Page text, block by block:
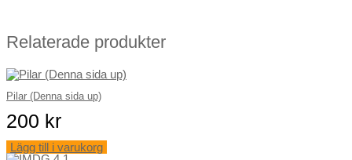
Relaterade produkter
Pilar (Denna sida up)
200 kr
Lägg till i varukorg